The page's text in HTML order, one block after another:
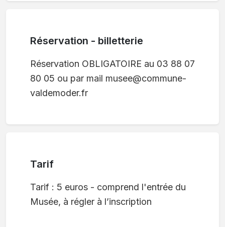
Réservation - billetterie
Réservation OBLIGATOIRE au 03 88 07
80 05 ou par mail musee@commune-
valdemoder.fr
Tarif
Tarif : 5 euros - comprend l'entrée du
Musée, à régler à l’inscription